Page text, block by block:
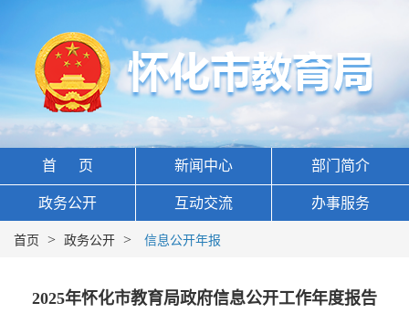
首 页 新闻中心 部门简介
政务公开 互动交流 办事服务
首页 > 政务公开 > 信息公开年报
2025年怀化市教育局政府信息公开工作年度报告